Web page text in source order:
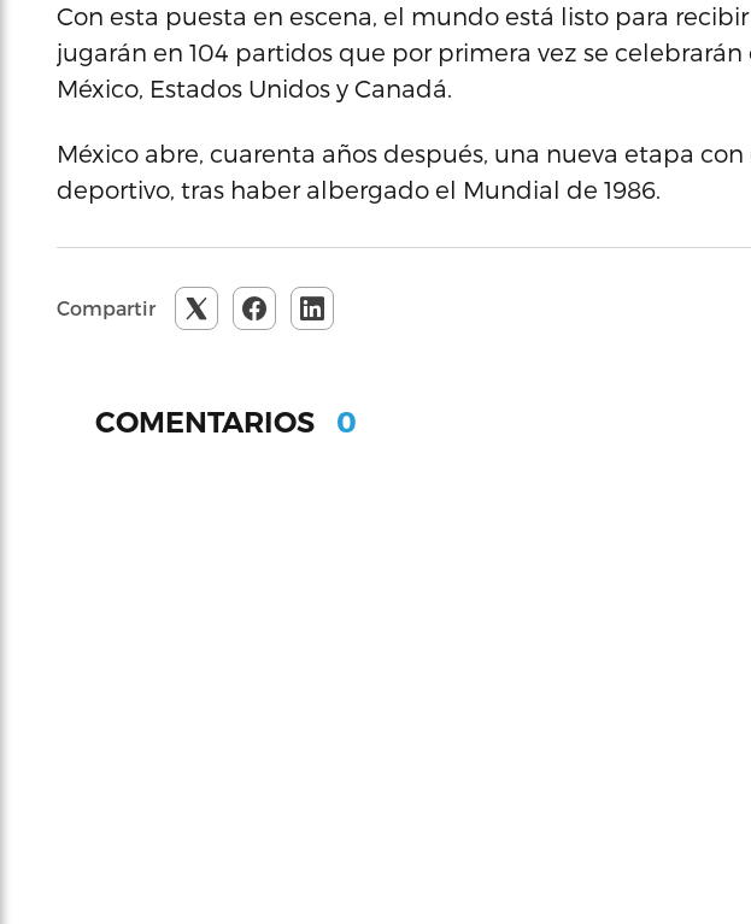
Con esta puesta en escena, el mundo está listo para
jugarán en 104 partidos que por primera vez se celebrarán
México, Estados Unidos y Canadá.
México abre, cuarenta años después, una nueva etapa
deportivo, tras haber albergado el Mundial de 1986.
Compartir
COMENTARIOS 0